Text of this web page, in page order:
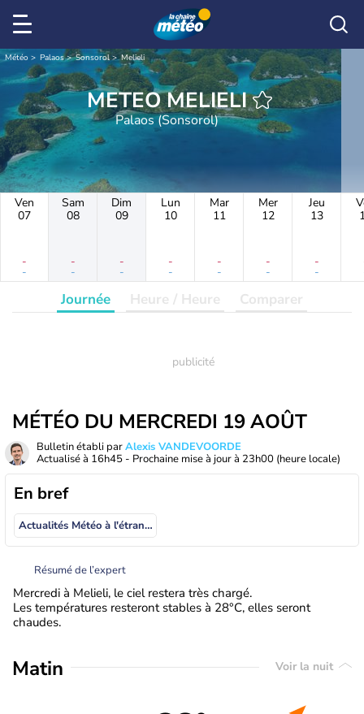
Météo Palaos Sonsorol Melieli
METEO MELIELI
Palaos (Sonsorol)
Ven
07
-
-
Sam
08
-
-
Dim
09
-
-
Lun
10
-
-
Mar
11
-
-
Mer
12
-
-
Jeu
13
-
-
Journée Heure / Heure Comparer
MÉTÉO DU MERCREDI 19 AOÛT
Bulletin établi parAlexis VANDEVOORDE
Actualisé à 16h45 - Prochaine mise à jour à 23h00 (heure locale)
En bref
Actualités Météo à l'étranger
Résumé de l’expert
Mercredi à Melieli, le ciel restera très chargé.
Les températures resteront stables à 28°C, elles seront
chaudes.
Matin Voir la nuit